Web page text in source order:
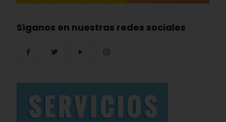
Síganos en nuestras redes sociales